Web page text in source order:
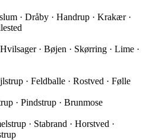
· Dråby · Handrup · Krakær ·
· Bøjen · Skørring · Lime ·
· Feldballe · Rostved · Følle
· Pindstrup · Brunmose
· Stabrand · Horstved ·